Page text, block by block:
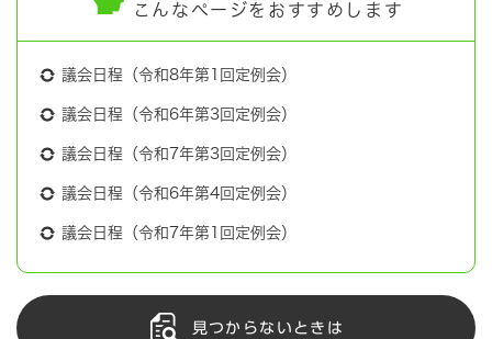
こんなページをおすすめします
議会日程（令和8年第1回定例会）
議会日程（令和6年第3回定例会）
議会日程（令和7年第3回定例会）
議会日程（令和6年第4回定例会）
議会日程（令和7年第1回定例会）
見つからないときは